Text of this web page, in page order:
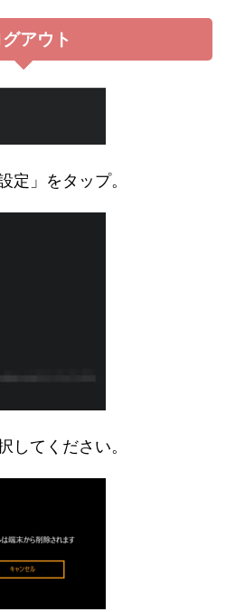
グアウト
定」をタップ。
してください。